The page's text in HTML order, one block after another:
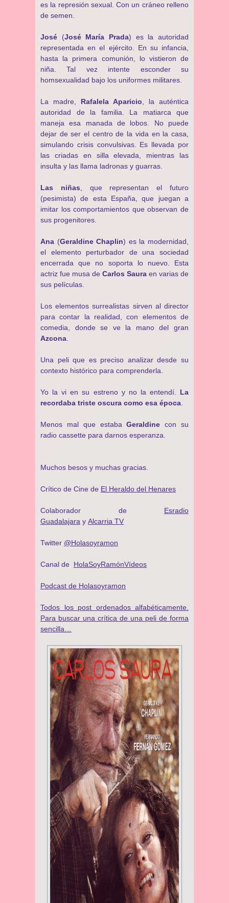
es la represión sexual. Con un cráneo relleno
de semen.
José (José María Prada) es la autoridad
representada en el ejército. En su infancia,
hasta la primera comunión, lo vistieron de
niña. Tal vez intente esconder su
homsexualidad bajo los uniformes militares.
La madre, Rafalela Aparicio , la auténtica
autoridad de la familia. La matiarca que
maneja esa manada de lobos. No puede
dejar de ser el centro de la vida en la casa,
simulando crisis convulsivas. Es llevada por
las criadas en silla elevada, mientras las
insulta y las llama ladronas y guarras.
Las niñas , que representan el futuro
(pesimista) de esta España, que juegan a
imitar los comportamientos que observan de
sus progenitores.
Ana (Geraldine Chaplin) es la modernidad,
el elemento perturbador de una sociedad
encerrada que no soporta lo nuevo. Esta
actriz fue musa de Carlos Saura en varias de
sus películas.
Los elementos surrealistas sirven al director
para contar la realidad, con elementos de
comedia, donde se ve la mano del gran
Azcona
Una peli que es preciso analizar desde su
contexto histórico para comprenderla.
Yo la vi en su estreno y no la entendí. La
recordaba triste oscura como esa época
Menos mal que estabaGeraldine con su
radio cassette para darnos esperanza.
Muchos besos y muchas gracias.
Crítico de Cine de El Heraldo del Henares
Colaborador de Esradio
Guadalajara y Alcarria TV
Twitter @Holasoyramon
Canal de HolaSoyRamónVídeos
Podcast de Holasoyramon
Todos los post ordenados alfabéticamente.
Para buscar una crítica de una peli de forma
sencilla…